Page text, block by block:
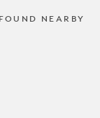
NEARBY